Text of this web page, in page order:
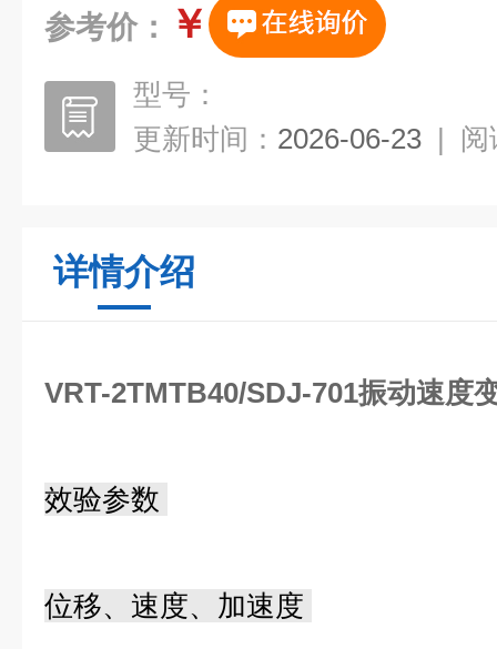
参考价： ￥
型号：
更新时间： 2026-06-23 | 阅
详情介绍
VRT-2TMTB40/SDJ-701振动速度
效验参数
位移、速度、加速度